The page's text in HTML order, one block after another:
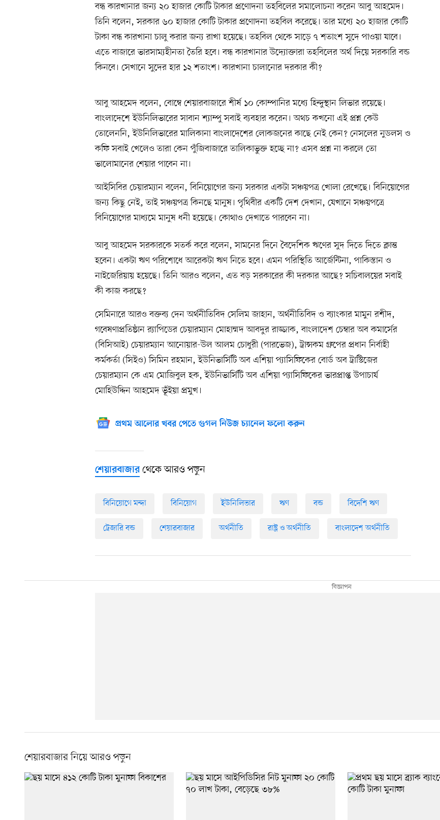
বন্ধ কারখানার জন্য ২০ হাজার কোটি টাকার প্রণোদনা তহবিলের সমালোচনা করেন আবু আহমেদ।
তিনি বলেন, সরকার ৬০ হাজার কোটি টাকার প্রণোদনা তহবিল করেছে। তার মধ্যে ২০ হাজার কোটি
টাকা বন্ধ কারখানা চালু করার জন্য রাখা হয়েছে। তহবিল থেকে সাড়ে ৭ শতাংশ সুদে পাওয়া যাবে।
এতে বাজারে ভারসাম্যহীনতা তৈরি হবে। বন্ধ কারখানার উদ্যোক্তারা তহবিলের অর্থ দিয়ে সরকারি বন্ড
কিনবে। সেখানে সুদের হার ১২ শতাংশ। কারখানা চালানোর দরকার কী?
আবু আহমেদ বলেন, বোম্বে শেয়ারবাজারে শীর্ষ ১০ কোম্পানির মধ্যে হিন্দুস্থান লিভার রয়েছে।
বাংলাদেশে ইউনিলিভারের সাবান শ্যাম্পু সবাই ব্যবহার করেন। অথচ কখনো এই প্রশ্ন কেউ
তোলেননি, ইউনিলিভারের মালিকানা বাংলাদেশের লোকজনের কাছে নেই কেন? নেসলের নুডলস ও
কফি সবাই খেলেও তারা কেন পুঁজিবাজারে তালিকাভুক্ত হচ্ছে না? এসব প্রশ্ন না করলে তো
ভালোমানের শেয়ার পাবেন না।
আইসিবির চেয়ারম্যান বলেন, বিনিয়োগের জন্য সরকার একটা সঞ্চয়পত্র খোলা রেখেছে। বিনিয়োগের
জন্য কিছু নেই, তাই সঞ্চয়পত্র কিনছে মানুষ। পৃথিবীর একটি দেশ দেখান, যেখানে সঞ্চয়পত্রে
বিনিয়োগের মাধ্যমে মানুষ ধনী হয়েছে। কোথাও দেখাতে পারবেন না।
আবু আহমেদ সরকারকে সতর্ক করে বলেন, সামনের দিনে বৈদেশিক ঋণের সুদ দিতে দিতে ক্লান্ত
হবেন। একটা ঋণ পরিশোধে আরেকটা ঋণ নিতে হবে। এমন পরিস্থিতি আর্জেন্টিনা, পাকিস্তান ও
নাইজেরিয়ায় হয়েছে। তিনি আরও বলেন, এত বড় সরকারের কী দরকার আছে? সচিবালয়ের সবাই
কী কাজ করছে?
সেমিনারে আরও বক্তব্য দেন অর্থনীতিবিদ সেলিম জাহান, অর্থনীতিবিদ ও ব্যাংকার মামুন রশীদ,
গবেষণাপ্রতিষ্ঠান র‍্যাপিডের চেয়ারম্যান মোহাম্মদ আবদুর রাজ্জাক, বাংলাদেশ চেম্বার অব কমার্সের
(বিসিআই) চেয়ারম্যান আনোয়ার-উল আলম চোধুরী (পারভেজ), ট্রান্সকম গ্রুপের প্রধান নির্বাহী
কর্মকর্তা (সিইও) সিমিন রহমান, ইউনিভার্সিটি অব এশিয়া প্যাসিফিকের বোর্ড অব ট্রাস্টিজের
চেয়ারম্যান কে এম মোজিবুল হক, ইউনিভার্সিটি অব এশিয়া প্যাসিফিকের ভারপ্রাপ্ত উপাচার্য
মোহিউদ্দিন আহমেদ ভূঁইয়া প্রমুখ।
প্রথম আলোর খবর পেতে গুগল নিউজ চ্যানেল ফলো করুন
শেয়ারবাজারথেকে আরও পড়ুন
বিনিয়োগে মন্দা বিনিয়োগ ইউনিলিভার ঋণ বন্ড বিদেশি ঋণ
ট্রেজারি বন্ড শেয়ারবাজার অর্থনীতি রাষ্ট্র ও অর্থনীতি বাংলাদেশ অর্থনীতি
শেয়ারবাজার নিয়ে আরও পড়ুন